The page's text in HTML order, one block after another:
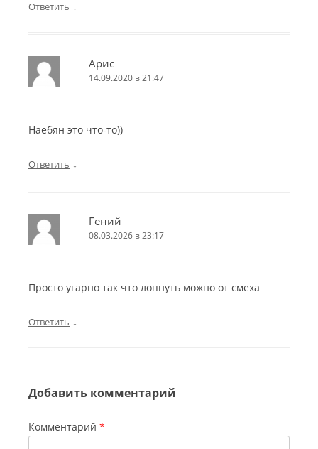
Ответить ↓
Арис
14.09.2020 в 21:47
Наебян это что-то))
Ответить ↓
Гений
08.03.2026 в 23:17
Просто угарно так что лопнуть можно от смеха
Ответить ↓
Добавить комментарий
Комментарий *